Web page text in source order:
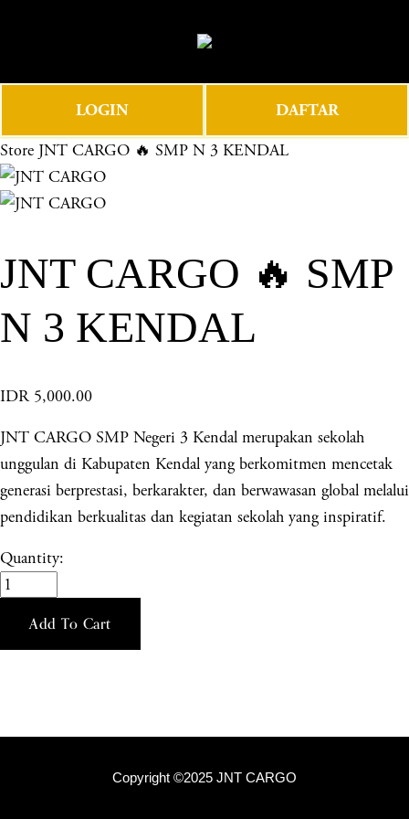
e
e
n
u
LOGIN DAFTAR
Store JNT CARGO 🔥 SMP N 3 KENDAL
JNT CARGO 🔥 SMP
N 3 KENDAL
IDR 5,000.00
JNT CARGO SMP Negeri 3 Kendal merupakan sekolah
unggulan di Kabupaten Kendal yang berkomitmen mencetak
generasi berprestasi, berkarakter, dan berwawasan global melalui
pendidikan berkualitas dan kegiatan sekolah yang inspiratif.
Quantity:
Add To Cart
Copyright ©2025 JNT CARGO